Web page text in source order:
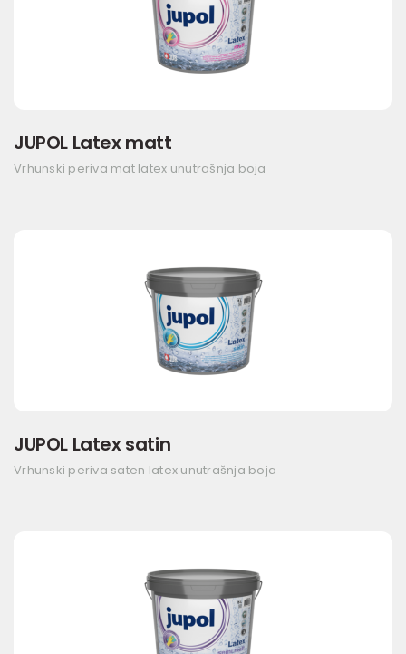
JUPOL Latex matt
Vrhunski periva mat latex unutrašnja boja
JUPOL Latex satin
Vrhunski periva saten latex unutrašnja boja